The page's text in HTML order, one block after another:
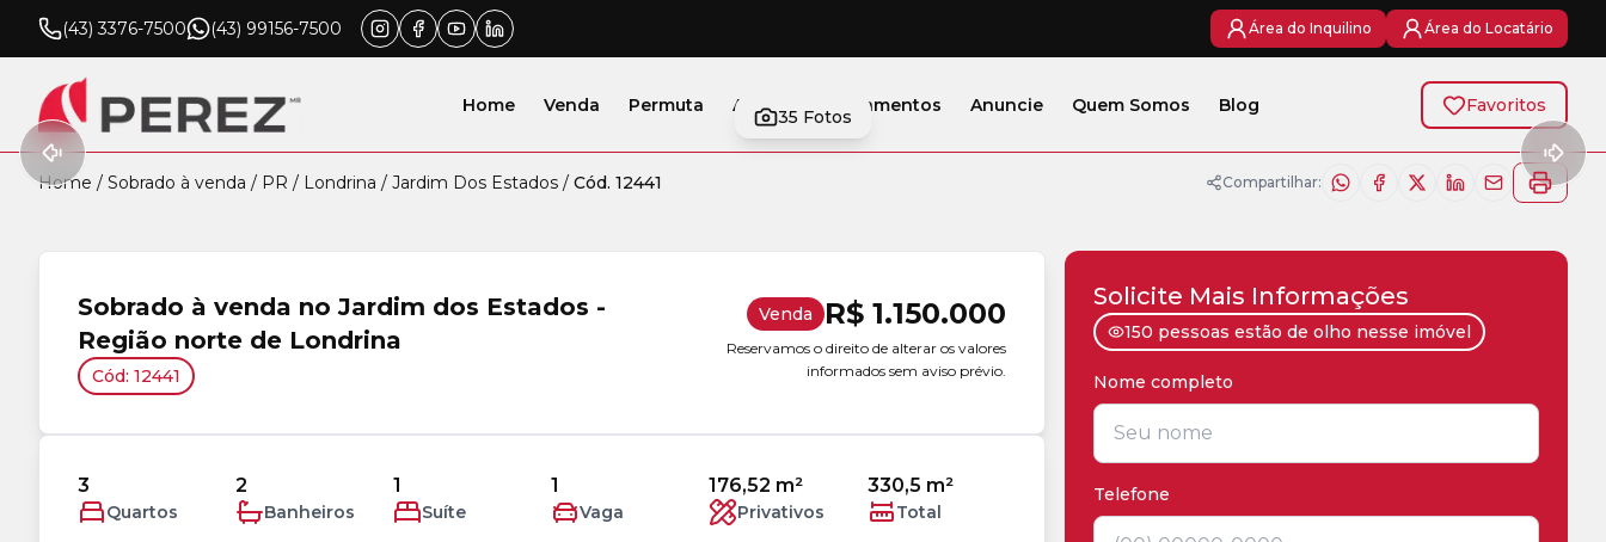
(43) 3376-7500 (43) 99156-7500 Área do Inquilino Área do Locatário
Home Venda Permuta Alugar Lançamentos Anuncie Quem Somos Blog Favoritos
35 Fotos
Home / Sobrado à venda / PR / Londrina / Jardim Dos Estados / Cód. 12441 Compartilhar:
Sobrado à venda no Jardim dos Estados -
Região norte de Londrina
Cód: 12441
Venda R$ 1.150.000
Reservamos o direito de alterar os valores
informados sem aviso prévio.
3
Quartos
2
Banheiros
1
Suíte
1
Vaga
176,52 m²
Privativos
330,5 m²
Total
Solicite Mais Informações
150 pessoas estão de olho nesse imóvel
Nome completo
Telefone